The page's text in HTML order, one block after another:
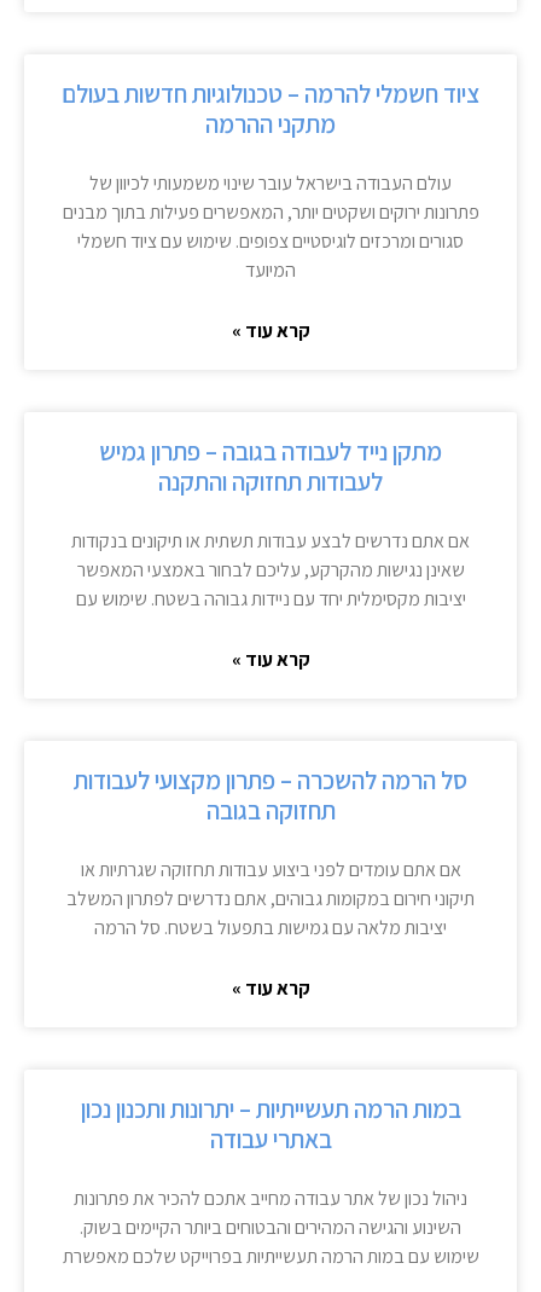
ציוד חשמלי להרמה – טכנולוגיות חדשות בעולם
מתקני ההרמה
עולם העבודה בישראל עובר שינוי משמעותי לכיוון של
פתרונות ירוקים ושקטים יותר, המאפשרים פעילות בתוך מבנים
סגורים ומרכזים לוגיסטיים צפופים. שימוש עם ציוד חשמלי
המיועד
קרא עוד »
מתקן נייד לעבודה בגובה – פתרון גמיש
לעבודות תחזוקה והתקנה
אם אתם נדרשים לבצע עבודות תשתית או תיקונים בנקודות
שאינן נגישות מהקרקע, עליכם לבחור באמצעי המאפשר
יציבות מקסימלית יחד עם ניידות גבוהה בשטח. שימוש עם
קרא עוד »
סל הרמה להשכרה – פתרון מקצועי לעבודות
תחזוקה בגובה
אם אתם עומדים לפני ביצוע עבודות תחזוקה שגרתיות או
תיקוני חירום במקומות גבוהים, אתם נדרשים לפתרון המשלב
יציבות מלאה עם גמישות בתפעול בשטח. סל הרמה
קרא עוד »
במות הרמה תעשייתיות – יתרונות ותכנון נכון
באתרי עבודה
ניהול נכון של אתר עבודה מחייב אתכם להכיר את פתרונות
השינוע והגישה המהירים והבטוחים ביותר הקיימים בשוק.
שימוש עם במות הרמה תעשייתיות בפרוייקט שלכם מאפשרת